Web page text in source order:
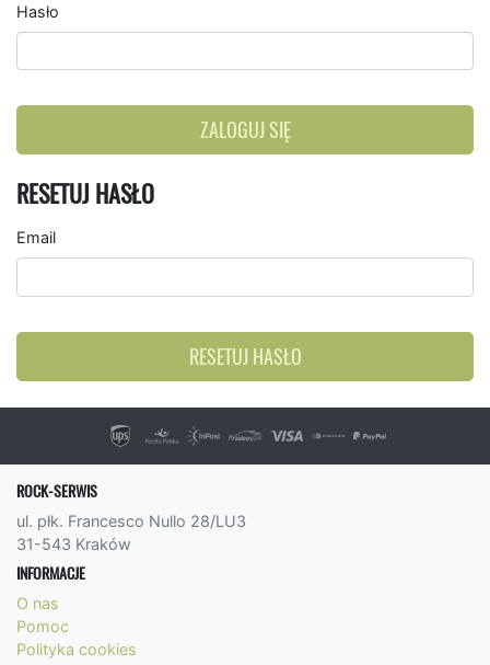
Hasło
ZALOGUJ SIĘ
RESETUJ HASŁO
Email
RESETUJ HASŁO
ROCK-SERWIS
ul. płk. Francesco Nullo 28/LU3
31-543 Kraków
INFORMACJE
O nas
Pomoc
Polityka cookies